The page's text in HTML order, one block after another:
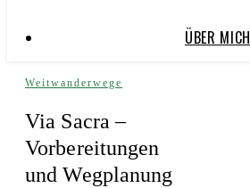
ÜBER MICH
Weitwanderwege
Via Sacra –
Vorbereitungen
und Wegplanung